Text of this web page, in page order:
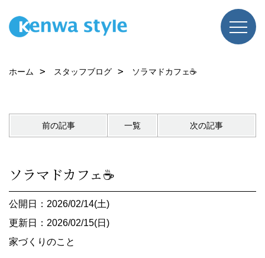
ホーム スタッフブログ ソラマドカフェ☕
前の記事 一覧 次の記事
ソラマドカフェ☕
公開日：2026/02/14(土)
更新日：2026/02/15(日)
家づくりのこと